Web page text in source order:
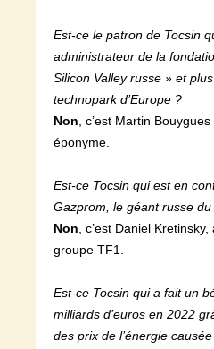
Est-ce le patron de Tocsin
administrateur de la
Silicon Valley russe » et
technopark d’Europe ?
Non , c’est Martin
éponyme.
Est-ce Tocsin qui est en
Gazprom, le géant russe
Non , c’est Daniel
groupe TF1.
Est-ce Tocsin qui a fait un
milliards d’euros en 2022
des prix de l’énergie